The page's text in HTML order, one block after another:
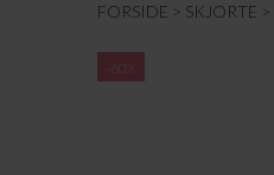
FORSIDE SKJORTE
-60%